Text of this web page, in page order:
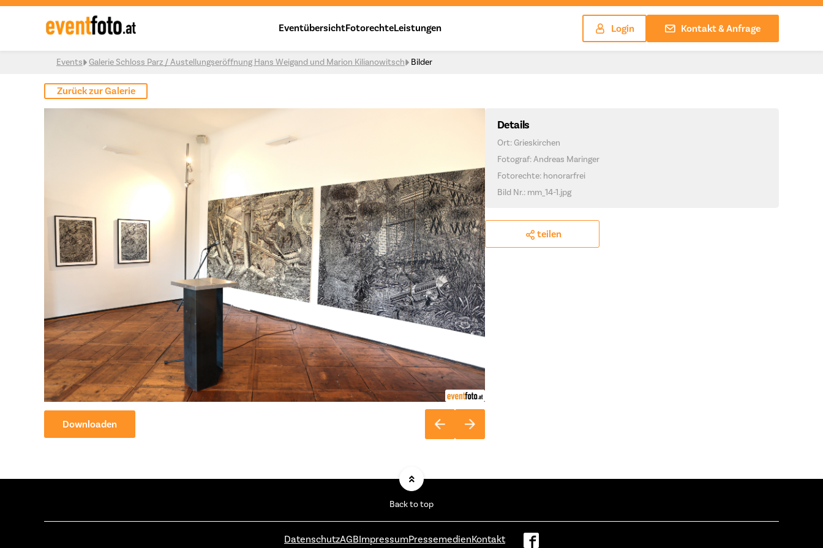
Skip to content
EventübersichtFotorechteLeistungen Login Kontakt & Anfrage
Events Galerie Schloss Parz / Austellungseröffnung Hans Weigand und Marion Kilianowitsch Bilder
Zurück zur Galerie
Downloaden
Details
Ort: Grieskirchen
Fotograf: Andreas Maringer
Fotorechte: honorarfrei
Bild Nr.: mm_14-1.jpg
teilen
Back to top
DatenschutzAGBImpressumPressemedienKontakt